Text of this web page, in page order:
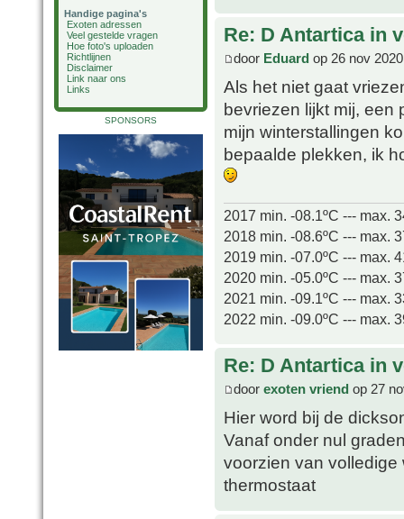
Handige pagina's
Exoten adressen
Veel gestelde vragen
Hoe foto's uploaden
Richtlijnen
Disclaimer
Link naar ons
Links
SPONSORS
Re: D Antartica in
door Eduard op 26 nov
Als het niet gaat
bevriezen lijkt mij, een
mijn winterstallingen
bepaalde plekken, ik
2017 min. -08.1ºC --- max.
2018 min. -08.6ºC --- max.
2019 min. -07.0ºC --- max.
2020 min. -05.0ºC --- max.
2021 min. -09.1ºC --- max.
2022 min. -09.0ºC --- max.
Re: D Antartica in
door exoten vriend op 27
Hier word bij de
Vanaf onder nul
voorzien van
thermostaat